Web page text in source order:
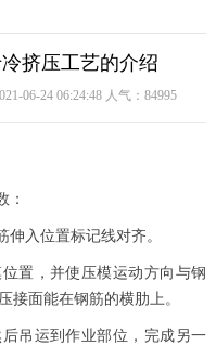
挤压工艺的介绍
06-24 06:24:48 人气：84995
：
入位置标记线对齐。
置，并使压模运动方向与钢
接面能在钢筋的横肋上。
吊运到作业部位，完成另一